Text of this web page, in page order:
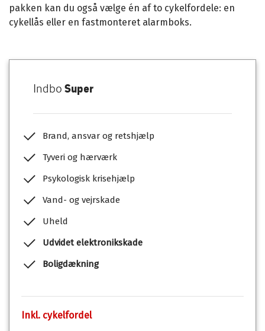
pakken kan du også vælge én af to cykelfordele: en
cykellås eller en fastmonteret alarmboks.
Indbo Super
Brand, ansvar og retshjælp
Tyveri og hærværk
Psykologisk krisehjælp
Vand- og vejrskade
Uheld
Udvidet elektronikskade
Boligdækning
Inkl. cykelfordel